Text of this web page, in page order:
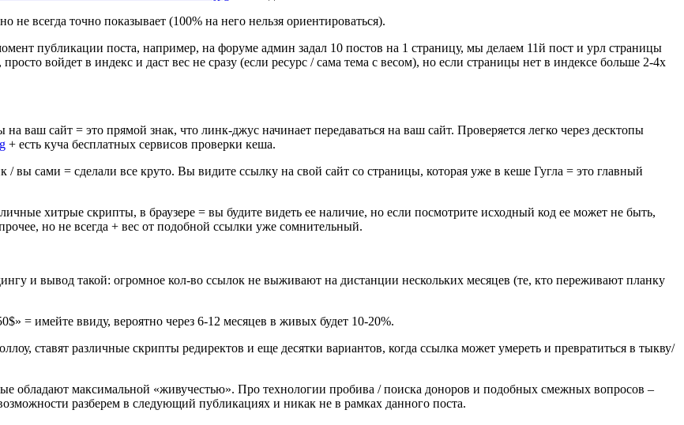
не всегда точно показывает (100% на него нельзя ориентироваться).
публикации поста, например, на форуме админ задал 10 постов на 1 страницу, мы делаем 11й пост и урл страницы
войдет в индекс и даст вес не сразу (если ресурс / сама тема с весом), но если страницы нет в индексе больше 2-4х
ваш сайт = это прямой знак, что линк-джус начинает передаваться на ваш сайт. Проверяется легко через десктопы
+ есть куча бесплатных сервисов проверки кеша.
вы сами = сделали все круто. Вы видите ссылку на свой сайт со страницы, которая уже в кеше Гугла = это главный
хитрые скрипты, в браузере = вы будите видеть ее наличие, но если посмотрите исходный код ее может не быть,
но не всегда + вес от подобной ссылки уже сомнительный.
и вывод такой: огромное кол-во ссылок не выживают на дистанции нескольких месяцев (те, кто переживают планку
= имейте ввиду, вероятно через 6-12 месяцев в живых будет 10-20%.
ставят различные скрипты редиректов и еще десятки вариантов, когда ссылка может умереть и превратиться в тыкву/
обладают максимальной «живучестью». Про технологии пробива / поиска доноров и подобных смежных вопросов –
разберем в следующий публикациях и никак не в рамках данного поста.